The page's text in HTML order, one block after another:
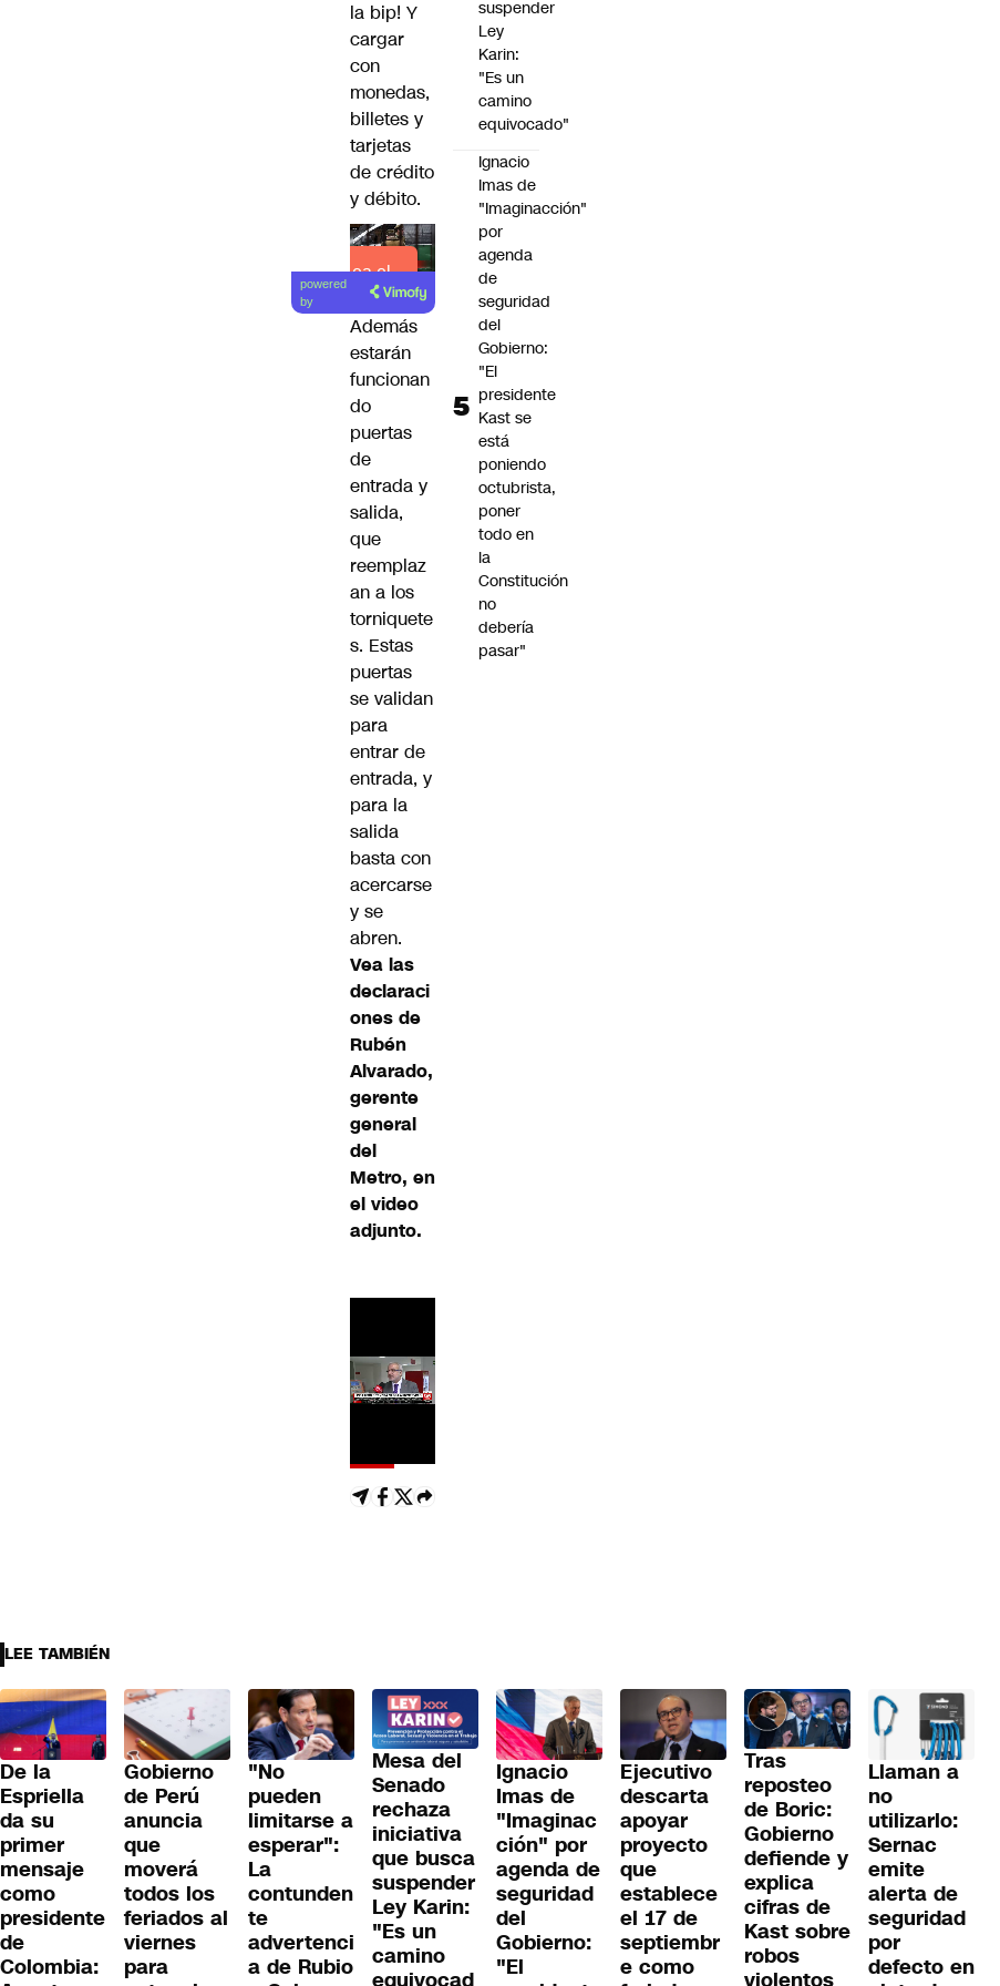
la bip! Y
cargar
con
monedas,
billetes y
tarjetas
de crédito
y débito.
Lea el
artículo
powered
by
Además
estarán
funcionan
do
puertas
de
entrada y
salida,
que
reemplaz
an a los
torniquete
s. Estas
puertas
se validan
para
entrar de
entrada, y
para la
salida
basta con
acercarse
y se
abren.
Vea las
declaraci
ones de
Rubén
Alvarado,
gerente
general
del
Metro, en
el video
adjunto.
suspender
Ley
Karin:
"Es un
camino
equivocado"
Ignacio
Imas de
"Imaginacción"
por
agenda
de
seguridad
del
Gobierno:
"El
presidente
Kast se
está
poniendo
octubrista,
poner
todo en
la
Constitución
no
debería
pasar"
LEE TAMBIÉN
De la
Espriella
da su
primer
mensaje
como
presidente
de
Colombia:
Gobierno
de Perú
anuncia
que
moverá
todos los
feriados al
viernes
para
"No
pueden
limitarse a
esperar":
La
contunden
te
advertenci
a de Rubio
Mesa del
Senado
rechaza
iniciativa
que busca
suspender
Ley Karin:
"Es un
camino
Ignacio
Imas de
"Imaginac
ción" por
agenda de
seguridad
del
Gobierno:
"El
Ejecutivo
descarta
apoyar
proyecto
que
establece
el 17 de
septiembr
e como
Tras
reposteo
de Boric:
Gobierno
defiende y
explica
cifras de
Kast sobre
robos
Llaman a
no
utilizarlo:
Sernac
emite
alerta de
seguridad
por
defecto en